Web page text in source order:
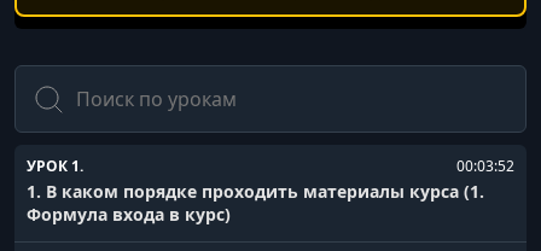
Поиск
УРОК 1. 00:03:52
1. В каком порядке проходить материалы курса (1.
Формула входа в курс)